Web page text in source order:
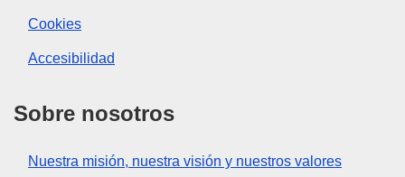
Cookies
Accesibilidad
Sobre nosotros
Nuestra misión, nuestra visión y nuestros valores